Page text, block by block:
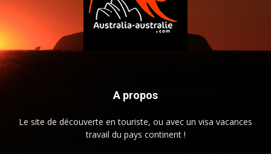
A propos
Le site de découverte en touriste, ou avec un visa vacances
travail du pays continent !